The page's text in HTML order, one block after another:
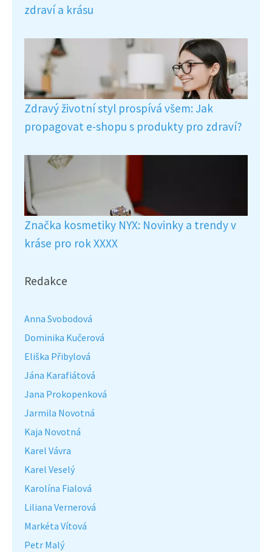
zdraví a krásu
Zdravý životní styl prospívá všem: Jak
propagovat e-shopu s produkty pro zdraví?
Značka kosmetiky NYX: Novinky a trendy v
kráse pro rok XXXX
Redakce
Anna Svobodová
Dominika Kučerová
Eliška Přibylová
Jána Karafiátová
Jana Prokopenková
Jarmila Novotná
Kaja Novotná
Karel Vávra
Karel Veselý
Karolína Fialová
Liliana Vernerová
Markéta Vítová
Petr Malý